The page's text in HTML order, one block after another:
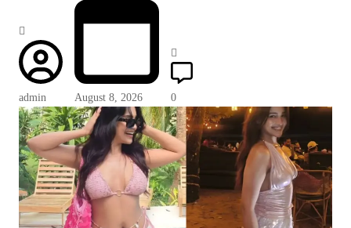
admin August 8, 2026 0